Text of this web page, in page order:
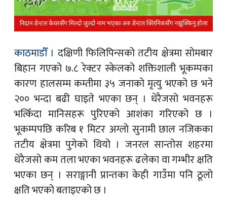
काठमाडौँ । दक्षिणी फिलिपिन्सको तटीय क्षेत्रमा सोमबार
बिहान गएको ७.८ रेक्टर स्केलको शक्तिशाली भूकम्पका
कारण हालसम्म कम्तीमा ३५ जनाको मृत्यु भएको छ भने
२०० भन्दा बढी घाइते भएका छन् । धेरैजसो भवनहरू
भत्किँदा मानिसहरू पुरिएको आशंका गरिएको छ ।
भूकम्पपछि करिब १ मिटर अग्लो सुनामी छाल नजिकका
तटीय क्षेत्रमा पुगेको थियो । जनरल सान्तोस शहरमा
धेरैजसो कम तला भएका भवनहरू ढलेका वा गम्भीर क्षति
भएका छन् । सराङ्गानी प्रान्तका केही गाउँमा पनि ठूलो
क्षति भएको बताइएको छ ।